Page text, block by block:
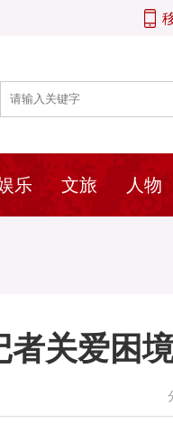
乐 文旅 人物
者关爱困
微